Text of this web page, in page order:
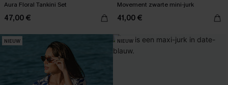
Aura Floral Tankini Set
47,00 €
Movement zwarte mini-jurk
41,00 €
NIEUW NIEUW